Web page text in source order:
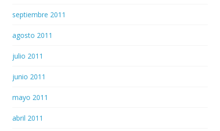
septiembre 2011
agosto 2011
julio 2011
junio 2011
mayo 2011
abril 2011